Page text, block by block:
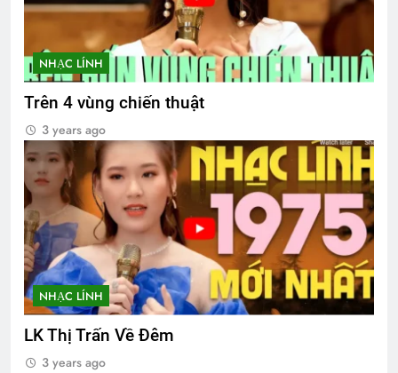
NHẠC LÍNH
Trên 4 vùng chiến thuật
3 years ago
NHẠC LÍNH
LK Thị Trấn Về Đêm
3 years ago